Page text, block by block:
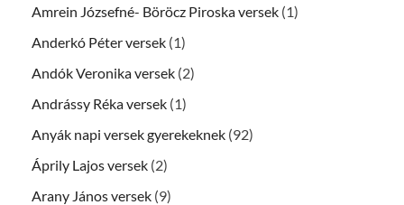
Amrein Józsefné- Böröcz Piroska versek (1)
Anderkó Péter versek (1)
Andók Veronika versek (2)
Andrássy Réka versek (1)
Anyák napi versek gyerekeknek (92)
Áprily Lajos versek (2)
Arany János versek (9)